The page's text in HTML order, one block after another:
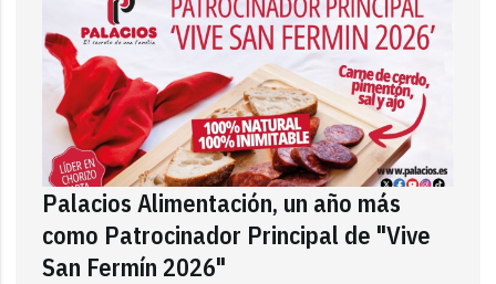
Palacios Alimentación, un año más
como Patrocinador Principal de "Vive
San Fermín 2026"